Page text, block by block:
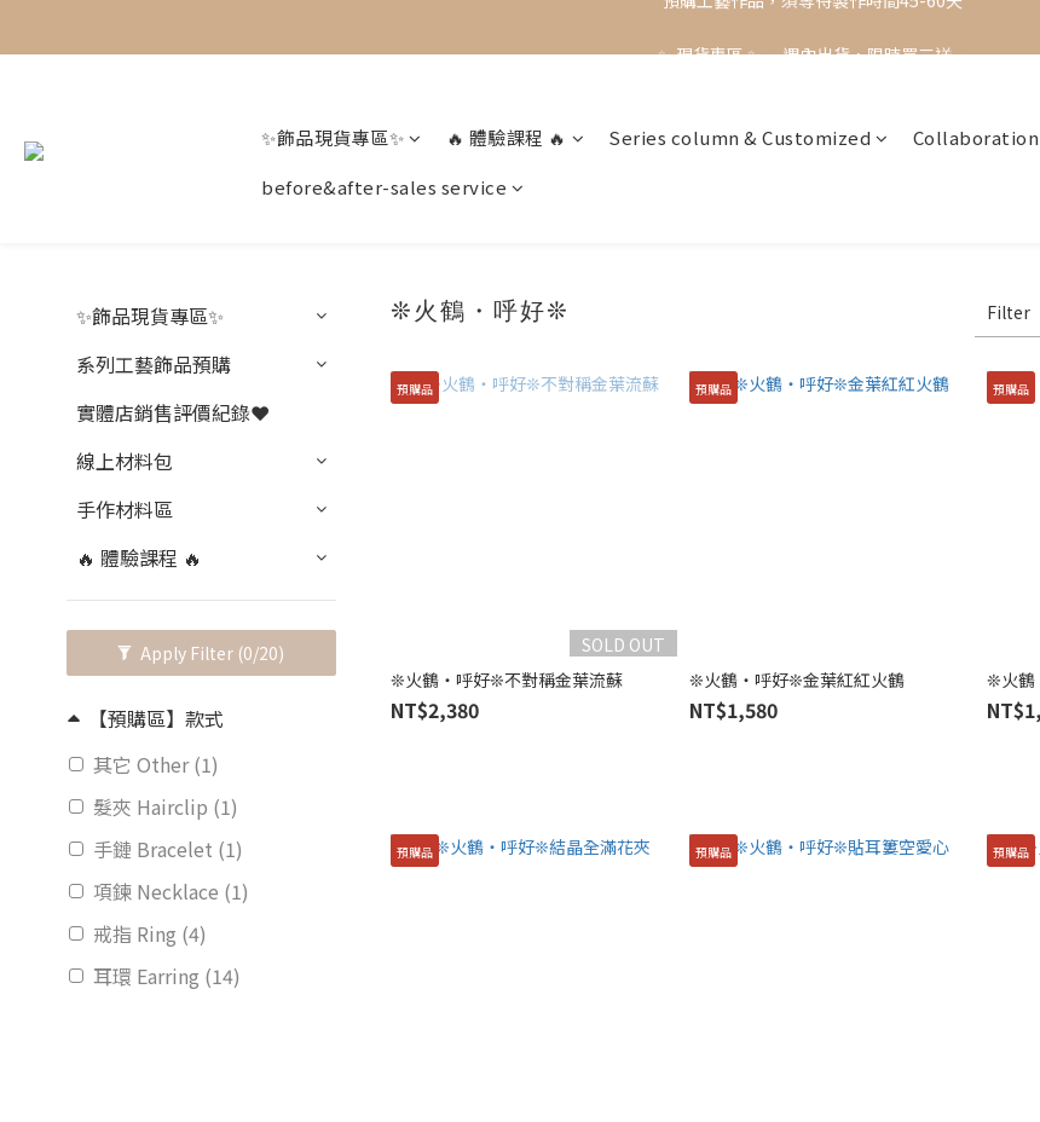
✨ 現貨專區 ✨ 一週內出貨，限時買三送一
✨飾品現貨專區✨ 🔥 體驗課程 🔥 Series column & Customized
before&after-sales service
✨飾品現貨專區✨
系列工藝飾品預購
實體店銷售評價紀錄❤️
線上材料包
手作材料區
🔥 體驗課程 🔥
Apply Filter (0/20)
【預購區】款式
其它 Other (1)
髮夾 Hairclip (1)
手鏈 Bracelet (1)
項鍊 Necklace (1)
戒指 Ring (4)
耳環 Earring (14)
❊火鶴・呼好❊ Filter
預購品
SOLD OUT
❊火鶴・呼好❊不對稱金葉流蘇
NT$2,380
預購品
❊火鶴・呼好❊金葉紅紅火鶴
NT$1,580
預購品
❊火鶴
預購品 預購品 預購品